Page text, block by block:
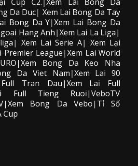
Da Duc| Xem Lai Bong Da Tay
Bong Da Y|Xem Lai Bong Da
Hang Anh|Xem Lai La Liga|
Xem Lai Serie A| Xem Lại
Premier League|Xem Lai World
Bong Da Keo Nha
Da Viet Nam|Xem Lai 90
Tran Dau|Xem Lai Full
Full Tieng Ruoi|VeboTV
Bong Da Vebo|Tỉ Số
Cup